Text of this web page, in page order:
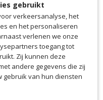
gebruikt
verkeersanalyse, het
en het personaliseren
verlenen we onze
toegang tot
Zij kunnen deze
andere gegevens die zij
gebruik van hun diensten